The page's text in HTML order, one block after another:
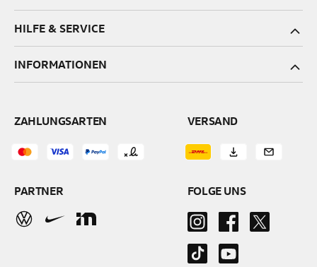
HILFE & SERVICE
INFORMATIONEN
PARTNER
VERSAND
ZAHLUNGSARTEN
FOLGE UNS